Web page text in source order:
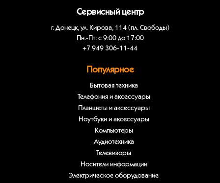
Сервисный центр
г. Донецк, ул. Кирова, 114 (пл. Свободы)
Пн.-Пт: с 9:00 до 17:00
+7 949 306-11-44
Популярное
Бытовая техника
Телефония и аксессуары
Планшеты и аксессуары
Ноутбуки и аксессуары
Компьютеры
Аудиотехника
Телевизоры
Носители информации
Электрическое оборудование